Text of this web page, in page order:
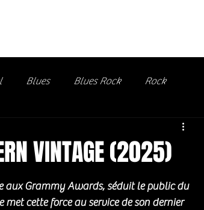
rejoignez une communauté de passionnés !
Blues Blues Rock Rock
VINTAGE (2025)
aux Grammy Awards, séduit le public du
cette force au service de son dernier